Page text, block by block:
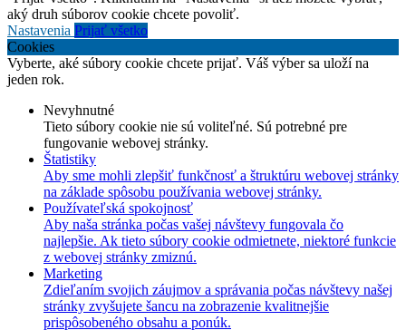
aký druh súborov cookie chcete povoliť.
Nastavenia Prijať všetko
Cookies
Vyberte, aké súbory cookie chcete prijať. Váš výber sa uloží na
jeden rok.
Nevyhnutné
Tieto súbory cookie nie sú voliteľné. Sú potrebné pre
fungovanie webovej stránky.
Štatistiky
Aby sme mohli zlepšiť funkčnosť a štruktúru webovej stránky
na základe spôsobu používania webovej stránky.
Používateľská spokojnosť
Aby naša stránka počas vašej návštevy fungovala čo
najlepšie. Ak tieto súbory cookie odmietnete, niektoré funkcie
z webovej stránky zmiznú.
Marketing
Zdieľaním svojich záujmov a správania počas návštevy našej
stránky zvyšujete šancu na zobrazenie kvalitnejšie
prispôsobeného obsahu a ponúk.